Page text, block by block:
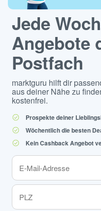
Jede
Angebote
Postfach
marktguru hilft dir
aus deiner Nähe zu
kostenfrei.
Prospekte deiner
Wöchentlich die besten
Kein Cashback Angebot